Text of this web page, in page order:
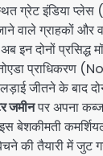
ग्रेट इंडिया प्लेस
वाले ग्राहकों और
इन दोनों प्रसिद्ध
प्राधिकरण
जीतने के बाद
जमीनपर अपना
बेशकीमती
की तैयारी में जुट